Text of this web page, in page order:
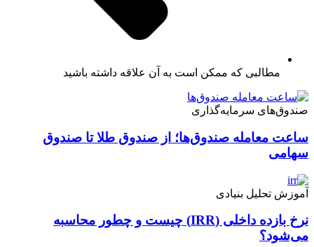
مطالبی که ممکن است به آن علاقه داشته باشید
صندوق‌های سرمایه‌گذاری
ساعت معامله صندوق‌ها؛ از صندوق طلا تا صندوق
سهامی
آموزش تحلیل بنیادی
نرخ بازده داخلی (IRR) چیست و چطور محاسبه
می‌شود؟